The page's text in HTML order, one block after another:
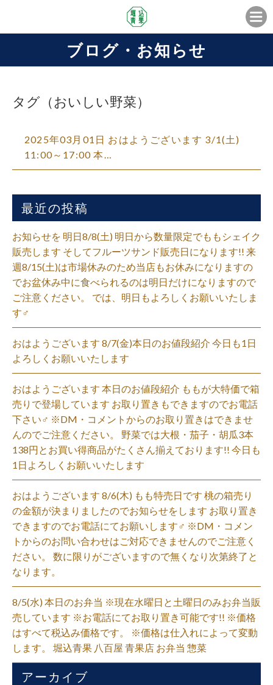
ブログ・お知らせ
タグ（おいしい野菜）
2025年03月01日 おはようございます 3/1(土)
11:00～17:00 本…
最近の投稿
お知らせを 明日8/8(土) 明日から数量限定でももシェイク
販売します そしてフルーツサンド販売日になります!! 来
週8/15(土)は市場休みのため当店もお休みになりますの
でお盆休み中に食べられるのは明日だけになりますので
ご注意ください。 では、明日もよろしくお願いいたしま
す‍♂️
おはようございます 8/7(金)本日のお値段紹介 今日も1日
よろしくお願いいたします
おはようございます 本日のお値段紹介 ももが大特価で箱
売りで登場しています お取り置きもできますのでお電話
下さい‍♂️ ※DM・コメントからのお取り置きはできませ
んのでご注意ください。 野菜では大根・茄子・胡瓜3本
138円とお買い得商品がたくさん揃えております!! 今日も
1日よろしくお願いいたします
おはようございます 8/6(木) もも特売日です 桃の箱売り
の金額が決まりましたのでお知らせをします お取り置き
できますのでお電話にてお願いします‍♂️ ※DM・コメン
トからのお問い合わせはご対応できませんのでご注意く
ださい。 数に限りがございますので無くなり次第終了と
なります。
8/5(水) 本日のお弁当 ※現在水曜日と土曜日のみお弁当販
売しています ※お電話にてお取り置き可能です!! ※価格
はすべて税込み価格です。 ※価格は仕入れによって変動
します。 堀込青果 八百屋 青果店 お弁当 惣菜
アーカイブ